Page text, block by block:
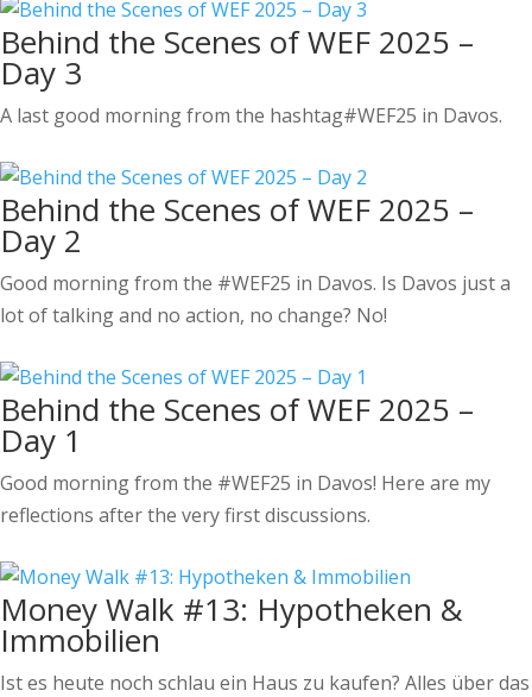
Behind the Scenes of WEF 2025 –
Day 3
A last good morning from the hashtag#WEF25 in Davos.
Behind the Scenes of WEF 2025 –
Day 2
Good morning from the #WEF25 in Davos. Is Davos just a
lot of talking and no action, no change? No!
Behind the Scenes of WEF 2025 –
Day 1
Good morning from the #WEF25 in Davos! Here are my
reflections after the very first discussions.
Money Walk #13: Hypotheken &
Immobilien
Ist es heute noch schlau ein Haus zu kaufen? Alles über das